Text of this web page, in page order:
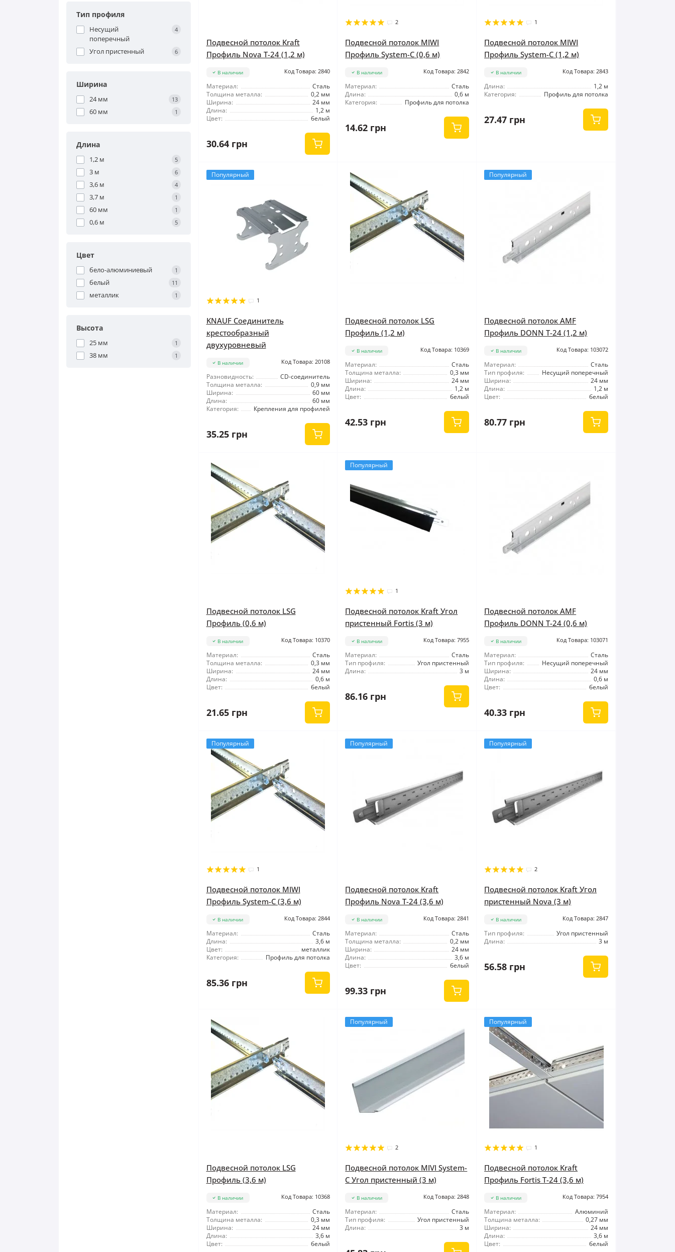
Тип профиля
Несущий
поперечный
4
Угол пристенный 6
Ширина
24 мм 13
60 мм 1
Длина
1,2 м 5
3 м 6
3,6 м 4
3,7 м 1
60 мм 1
0,6 м 5
Цвет
бело-алюминиевый 1
белый 11
металлик 1
Высота
25 мм 1
38 мм 1
Подвесной потолок Kraft
Профиль Nova Т-24 (1,2 м)
В наличии Код Товара: 2840
Материал:
Сталь
Толщина металла:
0,2 мм
Ширина:
24 мм
Длина:
1,2 м
Цвет:
белый
30.64 грн
2
Подвесной потолок MIWI
Профиль System-C (0,6 м)
В наличии Код Товара: 2842
Материал:
Сталь
Длина:
0,6 м
Категория:
Профиль для потолка
14.62 грн
1
Подвесной потолок MIWI
Профиль System-C (1,2 м)
В наличии Код Товара: 2843
Длина:
1,2 м
Категория:
Профиль для потолка
27.47 грн
Популярный
1
KNAUF Соединитель
крестообразный
двухуровневый
В наличии Код Товара: 20108
Разновидность:
CD-соединитель
Толщина металла:
0,9 мм
Ширина:
60 мм
Длина:
60 мм
Категория:
Крепления для профилей
35.25 грн
Подвесной потолок LSG
Профиль (1,2 м)
В наличии Код Товара: 10369
Материал:
Сталь
Толщина металла:
0,3 мм
Ширина:
24 мм
Длина:
1,2 м
Цвет:
белый
42.53 грн
Популярный
Подвесной потолок AMF
Профиль DONN Т-24 (1,2 м)
В наличии Код Товара: 103072
Материал:
Сталь
Тип профиля:
Несущий поперечный
Ширина:
24 мм
Длина:
1,2 м
Цвет:
белый
80.77 грн
Подвесной потолок LSG
Профиль (0,6 м)
В наличии Код Товара: 10370
Материал:
Сталь
Толщина металла:
0,3 мм
Ширина:
24 мм
Длина:
0,6 м
Цвет:
белый
21.65 грн
Популярный
1
Подвесной потолок Kraft Угол
пристенный Fortis (3 м)
В наличии Код Товара: 7955
Материал:
Сталь
Тип профиля:
Угол пристенный
Длина:
3 м
86.16 грн
Подвесной потолок AMF
Профиль DONN Т-24 (0,6 м)
В наличии Код Товара: 103071
Материал:
Сталь
Тип профиля:
Несущий поперечный
Ширина:
24 мм
Длина:
0,6 м
Цвет:
белый
40.33 грн
Популярный
1
Подвесной потолок MIWI
Профиль System-C (3,6 м)
В наличии Код Товара: 2844
Материал:
Сталь
Длина:
3,6 м
Цвет:
металлик
Категория:
Профиль для потолка
85.36 грн
Популярный
Подвесной потолок Kraft
Профиль Nova Т-24 (3,6 м)
В наличии Код Товара: 2841
Материал:
Сталь
Толщина металла:
0,2 мм
Ширина:
24 мм
Длина:
3,6 м
Цвет:
белый
99.33 грн
Популярный
2
Подвесной потолок Kraft Угол
пристенный Nova (3 м)
В наличии Код Товара: 2847
Тип профиля:
Угол пристенный
Длина:
3 м
56.58 грн
Подвесной потолок LSG
Профиль (3,6 м)
В наличии Код Товара: 10368
Материал:
Сталь
Толщина металла:
0,3 мм
Ширина:
24 мм
Длина:
3,6 м
Цвет:
белый
Популярный
2
Подвесной потолок MIVI System-
C Угол пристенный (3 м)
В наличии Код Товара: 2848
Материал:
Сталь
Тип профиля:
Угол пристенный
Длина:
3 м
Популярный
1
Подвесной потолок Kraft
Профиль Fortis Т-24 (3,6 м)
В наличии Код Товара: 7954
Материал:
Алюминий
Толщина металла:
0,27 мм
Ширина:
24 мм
Длина:
3,6 м
Цвет:
белый